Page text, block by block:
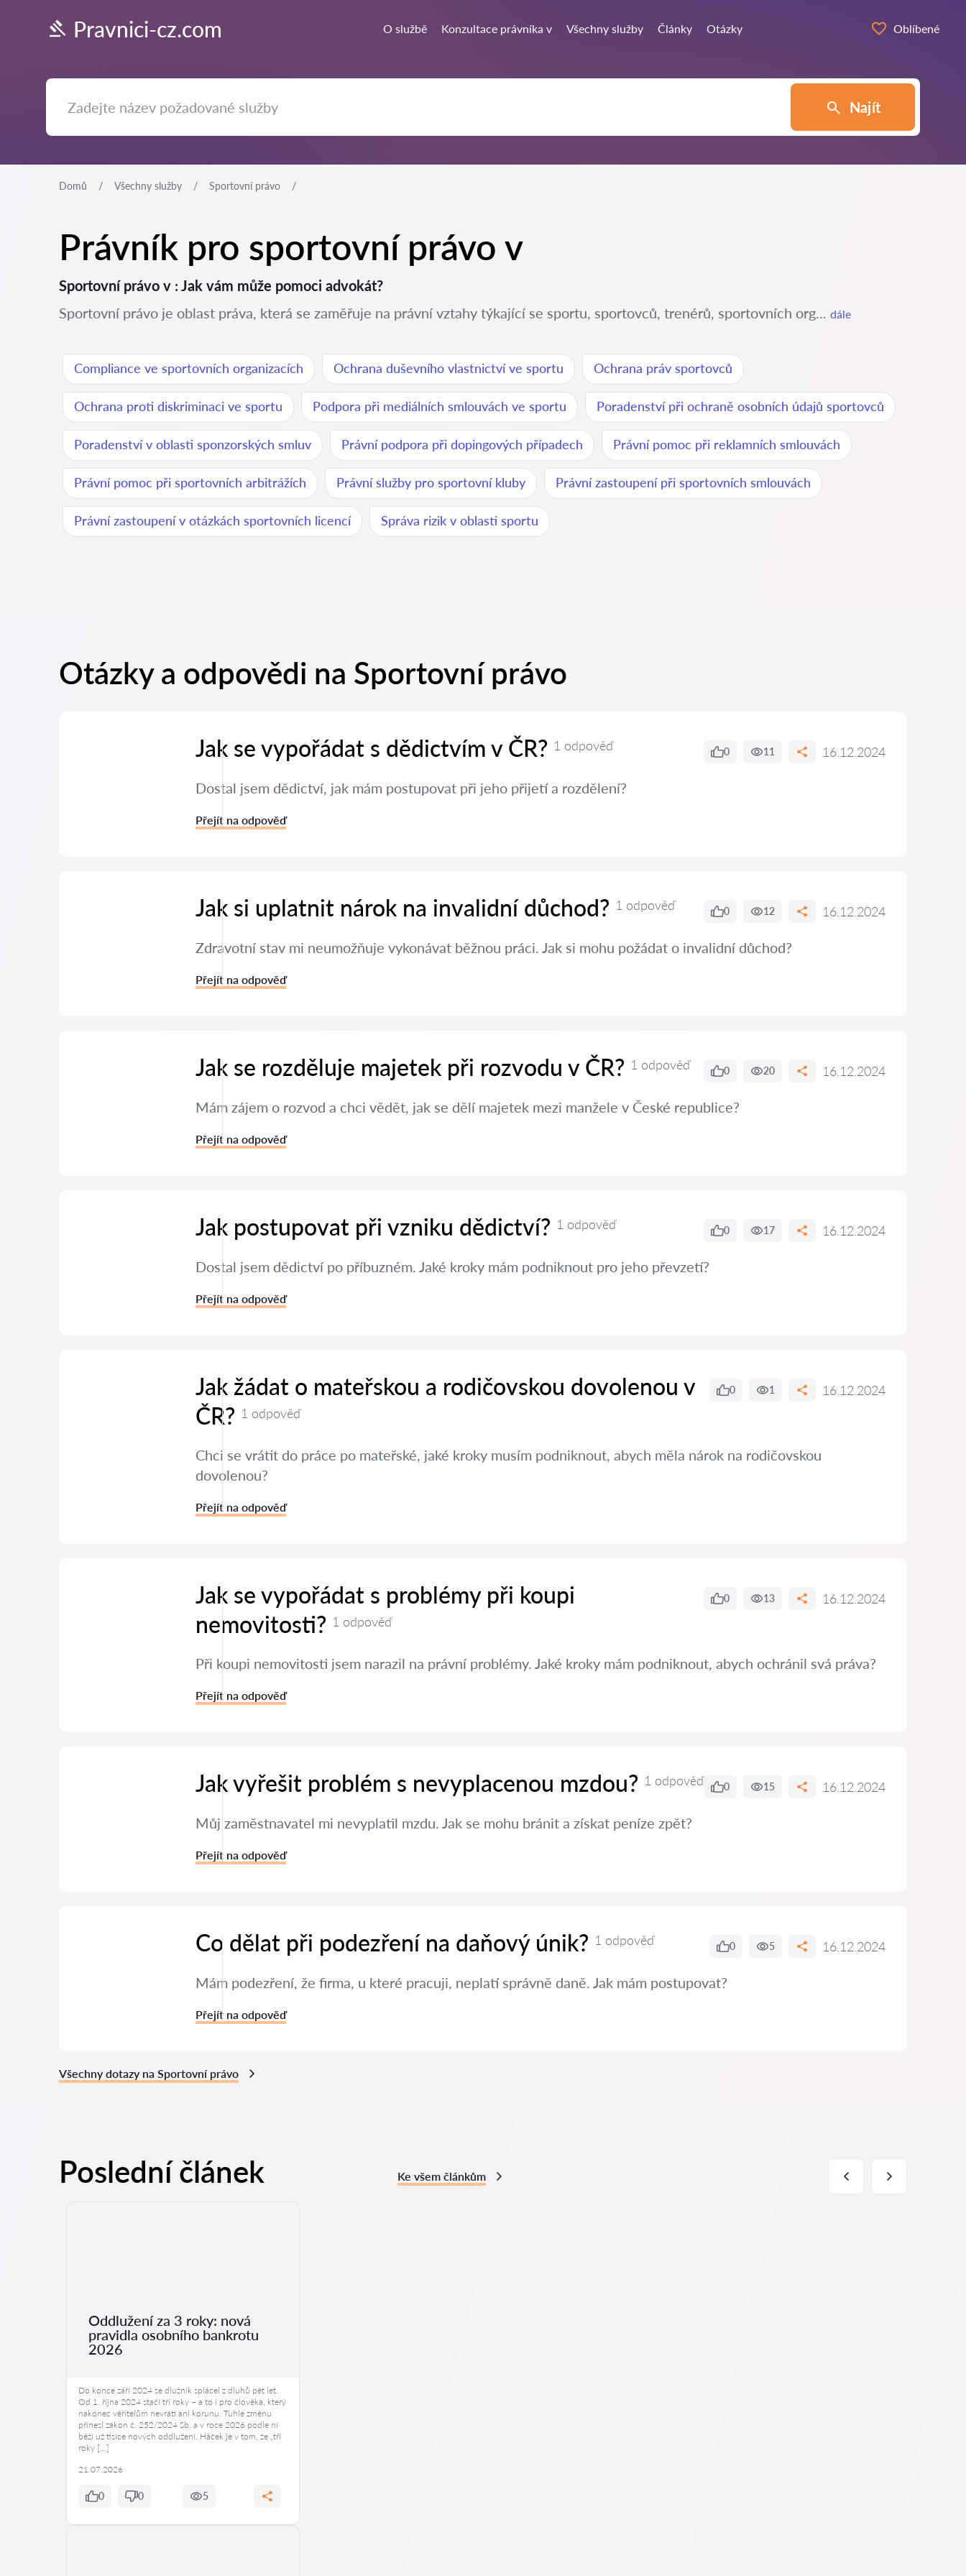
Pravnici-cz.com O službě Konzultace právníka v Všechny služby Články Otázky Oblíbené
Najít
Domů Všechny služby Sportovní právo
Právník pro sportovní právo v
Sportovní právo v : Jak vám může pomoci advokát?
Sportovní právo je oblast práva, která se zaměřuje na právní vztahy týkající se sportu, sportovců, trenérů, sportovních org... dále
Compliance ve sportovních organizacích Ochrana duševního vlastnictví ve sportu Ochrana práv sportovců
Ochrana proti diskriminaci ve sportu Podpora při mediálních smlouvách ve sportu Poradenství při ochraně osobních údajů sportovců
Poradenství v oblasti sponzorských smluv Právní podpora při dopingových případech Právní pomoc při reklamních smlouvách
Právní pomoc při sportovních arbitrážích Právní služby pro sportovní kluby Právní zastoupení při sportovních smlouvách
Právní zastoupení v otázkách sportovních licencí Správa rizik v oblasti sportu
Otázky a odpovědi na Sportovní právo
Jak se vypořádat s dědictvím v ČR? 1 odpověď 0 11 16.12.2024
Dostal jsem dědictví, jak mám postupovat při jeho přijetí a rozdělení?
Přejít na odpověď
Jak si uplatnit nárok na invalidní důchod? 1 odpověď 0 12 16.12.2024
Zdravotní stav mi neumožňuje vykonávat běžnou práci. Jak si mohu požádat o invalidní důchod?
Přejít na odpověď
Jak se rozděluje majetek při rozvodu v ČR? 1 odpověď 0 20 16.12.2024
Mám zájem o rozvod a chci vědět, jak se dělí majetek mezi manžele v České republice?
Přejít na odpověď
Jak postupovat při vzniku dědictví? 1 odpověď 0 17 16.12.2024
Dostal jsem dědictví po příbuzném. Jaké kroky mám podniknout pro jeho převzetí?
Přejít na odpověď
Jak žádat o mateřskou a rodičovskou dovolenou v
ČR? 1 odpověď
0 1 16.12.2024
Chci se vrátit do práce po mateřské, jaké kroky musím podniknout, abych měla nárok na rodičovskou
dovolenou?
Přejít na odpověď
Jak se vypořádat s problémy při koupi
nemovitosti? 1 odpověď
0 13 16.12.2024
Při koupi nemovitosti jsem narazil na právní problémy. Jaké kroky mám podniknout, abych ochránil svá práva?
Přejít na odpověď
Jak vyřešit problém s nevyplacenou mzdou? 1 odpověď 0 15 16.12.2024
Můj zaměstnavatel mi nevyplatil mzdu. Jak se mohu bránit a získat peníze zpět?
Přejít na odpověď
Co dělat při podezření na daňový únik? 1 odpověď 0 5 16.12.2024
Mám podezření, že firma, u které pracuji, neplatí správně daně. Jak mám postupovat?
Přejít na odpověď
Všechny dotazy na Sportovní právo
Poslední článek Ke všem článkům
Oddlužení za 3 roky: nová
pravidla osobního bankrotu
2026
Do konce září 2024 se dlužník splácel z dluhů pět let.
Od 1. října 2024 stačí tři roky – a to i pro člověka, který
nakonec věřitelům nevrátí ani korunu. Tuhle změnu
přinesl zákon č. 252/2024 Sb. a v roce 2026 podle ní
běží už tisíce nových oddlužení. Háček je v tom, že „tři
roky […]
21.07.2026
0 0 5